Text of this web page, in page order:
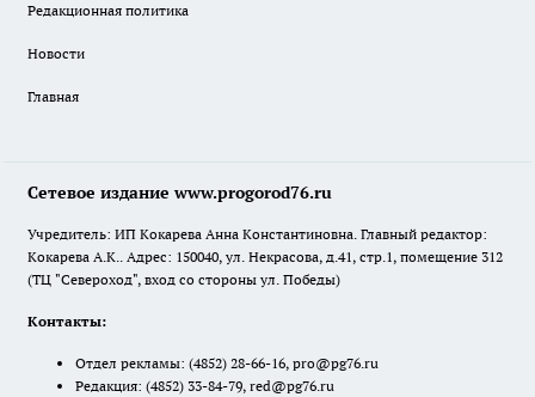
Редакционная политика
Новости
Главная
Сетевое издание www.progorod76.ru
Учредитель: ИП Кокарева Анна Константиновна. Главный редактор:
Кокарева А.К.. Адрес: 150040, ул. Некрасова, д.41, стр.1, помещение 312
(ТЦ "Североход", вход со стороны ул. Победы)
Контакты:
Отдел рекламы: (4852) 28-66-16, pro@pg76.ru
Редакция: (4852) 33-84-79, red@pg76.ru